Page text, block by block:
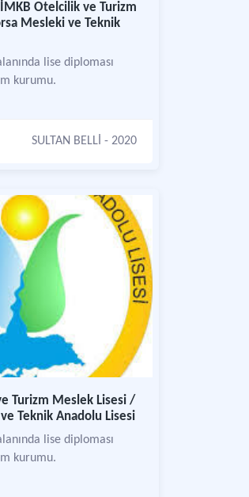
Otelcilik ve Turizm
Mesleki ve Teknik
lise diploması
kurumu.
SULTAN BELLİ - 2020
Turizm Meslek Lisesi /
Teknik Anadolu Lisesi
lise diploması
kurumu.